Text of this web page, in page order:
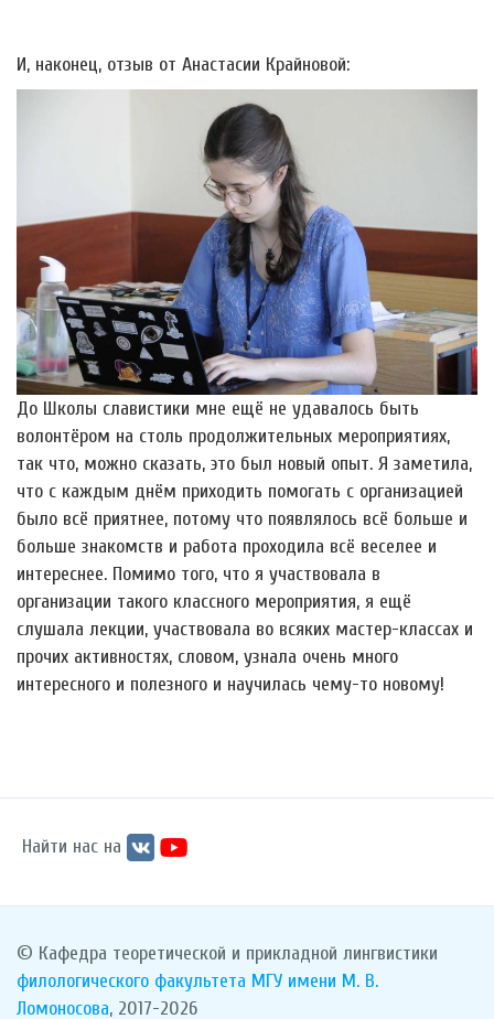
И, наконец, отзыв от Анастасии Крайновой:
До Школы славистики мне ещё не удавалось быть
волонтёром на столь продолжительных мероприятиях,
так что, можно сказать, это был новый опыт. Я заметила,
что с каждым днём приходить помогать с организацией
было всё приятнее, потому что появлялось всё больше и
больше знакомств и работа проходила всё веселее и
интереснее. Помимо того, что я участвовала в
организации такого классного мероприятия, я ещё
слушала лекции, участвовала во всяких мастер-классах и
прочих активностях, словом, узнала очень много
интересного и полезного и научилась чему-то новому!
Найти нас на
© Кафедра теоретической и прикладной лингвистики
филологического факультета МГУ имени М. В.
Ломоносова, 2017-2026